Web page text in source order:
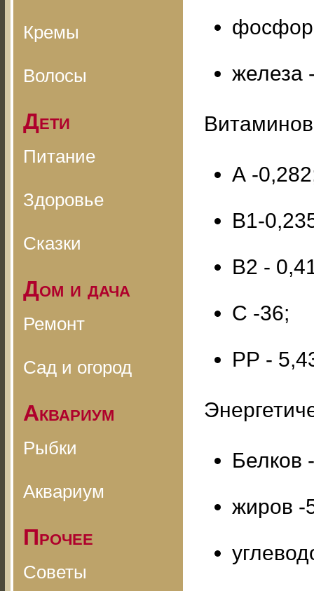
Кремы
Волосы
Дети
Питание
Здоровье
Сказки
Дом и дача
Ремонт
Сад и огород
Аквариум
Рыбки
Аквариум
Прочее
Советы
железа
А -
В1-
В2 -
С -36;
РР -
Белков
жиров -